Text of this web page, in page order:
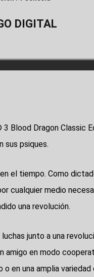
DIGITAL
Blood Dragon Classic
sus psiques.
el tiempo. Como
cualquier medio
una revolución.
junto a una
amigo en modo
en una amplia